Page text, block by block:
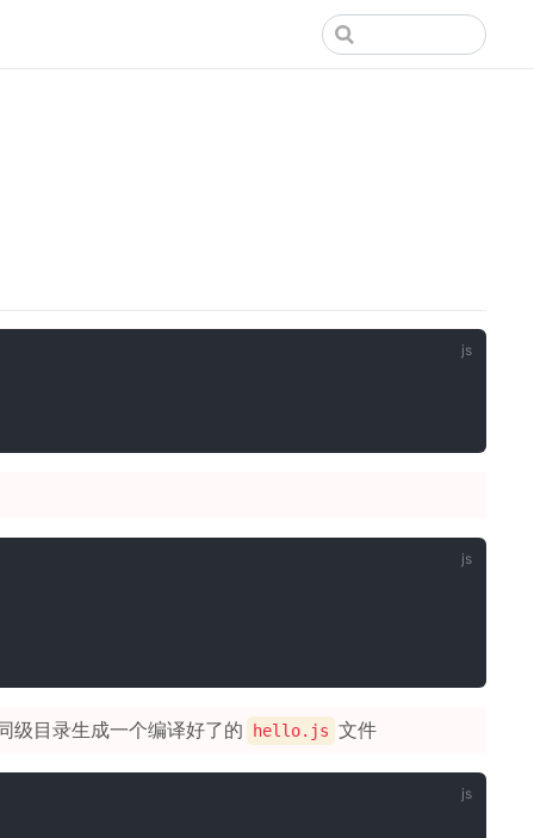
级目录生成一个编译好了的 hello.js 文件